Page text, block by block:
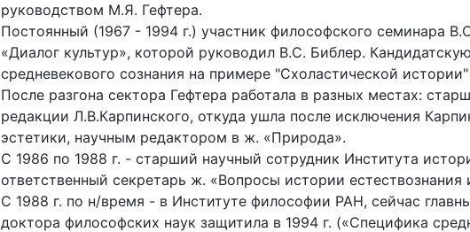
руководством М.Я. Гефтера.
Постоянный (1967 - 1994 г.) участник философского семинара
«Диалог культур», которой руководил В.С. Библер.
средневекового сознания на примере "Схоластической
После разгона сектора Гефтера работала в разных местах:
редакции Л.В.Карпинского, откуда ушла после исключения
эстетики, научным редактором в ж. «Природа».
С 1986 по 1988 г. - старший научный сотрудник Института
ответственный секретарь ж. «Вопросы истории естествознания
С 1988 г. по н/время - в Институте философии РАН, сейчас
доктора философских наук защитила в 1994 г. («Специфика